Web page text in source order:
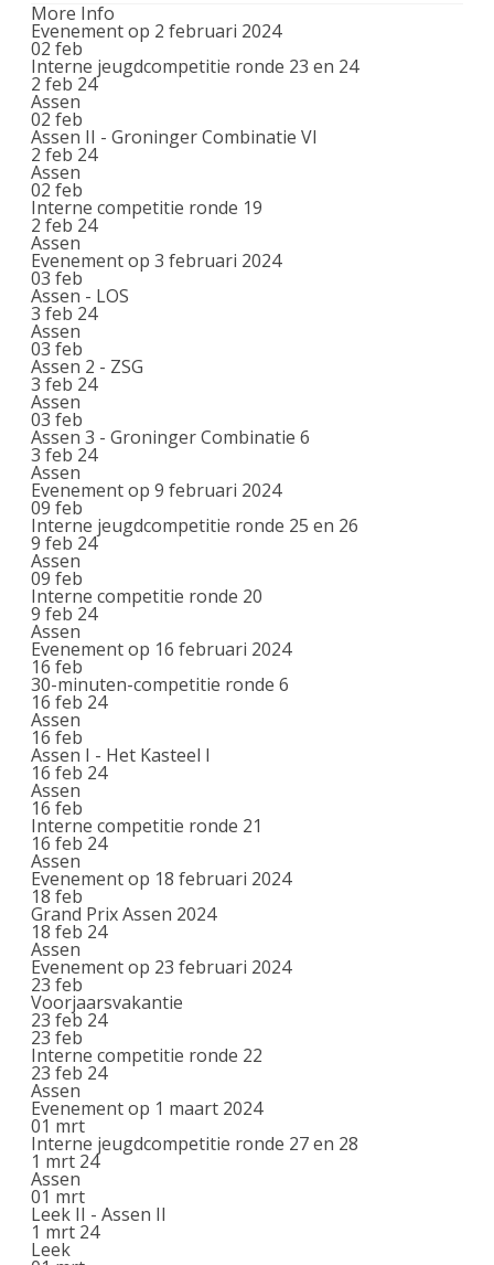
More Info
Evenement op 2 februari 2024
02 feb
Interne jeugdcompetitie ronde 23 en 24
2 feb 24
Assen
02 feb
Assen II - Groninger Combinatie VI
2 feb 24
Assen
02 feb
Interne competitie ronde 19
2 feb 24
Assen
Evenement op 3 februari 2024
03 feb
Assen - LOS
3 feb 24
Assen
03 feb
Assen 2 - ZSG
3 feb 24
Assen
03 feb
Assen 3 - Groninger Combinatie 6
3 feb 24
Assen
Evenement op 9 februari 2024
09 feb
Interne jeugdcompetitie ronde 25 en 26
9 feb 24
Assen
09 feb
Interne competitie ronde 20
9 feb 24
Assen
Evenement op 16 februari 2024
16 feb
30-minuten-competitie ronde 6
16 feb 24
Assen
16 feb
Assen I - Het Kasteel I
16 feb 24
Assen
16 feb
Interne competitie ronde 21
16 feb 24
Assen
Evenement op 18 februari 2024
18 feb
Grand Prix Assen 2024
18 feb 24
Assen
Evenement op 23 februari 2024
23 feb
Voorjaarsvakantie
23 feb 24
23 feb
Interne competitie ronde 22
23 feb 24
Assen
Evenement op 1 maart 2024
01 mrt
Interne jeugdcompetitie ronde 27 en 28
1 mrt 24
Assen
01 mrt
Leek II - Assen II
1 mrt 24
Leek